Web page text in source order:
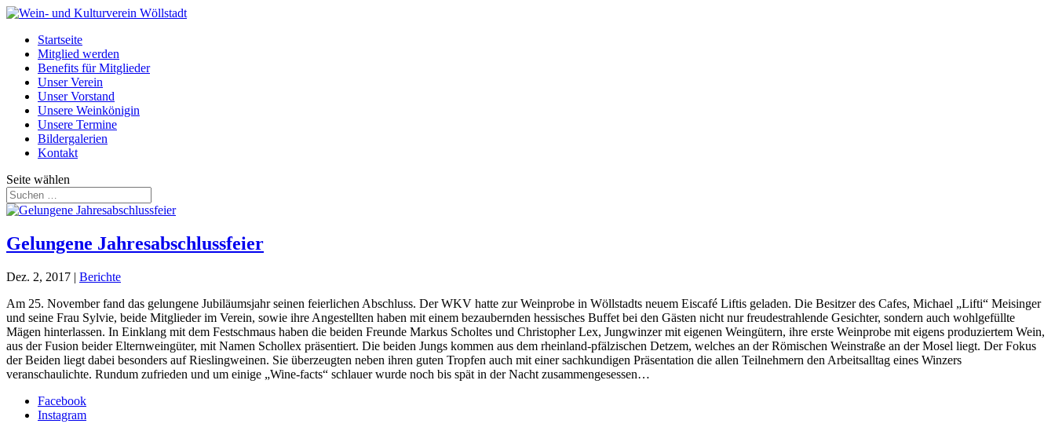
Startseite
Mitglied werden
Benefits für Mitglieder
Unser Verein
Unser Vorstand
Unsere Weinkönigin
Unsere Termine
Bildergalerien
Kontakt
Seite wählen
Gelungene Jahresabschlussfeier
Dez. 2, 2017 | Berichte
Am 25. November fand das gelungene Jubiläumsjahr seinen feierlichen Abschluss. Der WKV hatte zur Weinprobe in Wöllstadts neuem Eiscafé Liftis geladen. Die Besitzer des Cafes, Michael „Lifti“ Meisinger
und seine Frau Sylvie, beide Mitglieder im Verein, sowie ihre Angestellten haben mit einem bezaubernden hessisches Buffet bei den Gästen nicht nur freudestrahlende Gesichter, sondern auch wohlgefüllte
Mägen hinterlassen. In Einklang mit dem Festschmaus haben die beiden Freunde Markus Scholtes und Christopher Lex, Jungwinzer mit eigenen Weingütern, ihre erste Weinprobe mit eigens produziertem Wein,
aus der Fusion beider Elternweingüter, mit Namen Schollex präsentiert. Die beiden Jungs kommen aus dem rheinland-pfälzischen Detzem, welches an der Römischen Weinstraße an der Mosel liegt. Der Fokus
der Beiden liegt dabei besonders auf Rieslingweinen. Sie überzeugten neben ihren guten Tropfen auch mit einer sachkundigen Präsentation die allen Teilnehmern den Arbeitsalltag eines Winzers
veranschaulichte. Rundum zufrieden und um einige „Wine-facts“ schlauer wurde noch bis spät in der Nacht zusammengesessen…
Facebook
Instagram